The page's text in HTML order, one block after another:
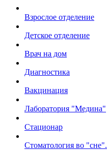
Взрослое отделение
Детское отделение
Врач на дом
Диагностика
Вакцинация
Лаборатория "Медина"
Стационар
Стоматология во "сне".